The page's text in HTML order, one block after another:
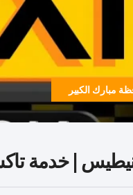
مبارك الكبير
| خدمة تاكسي سريعة